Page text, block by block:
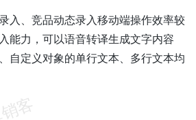
入、竞品动态录入移动端操作效率较
能力，可以语音转译生成文字内容
自定义对象的单行文本、多行文本均